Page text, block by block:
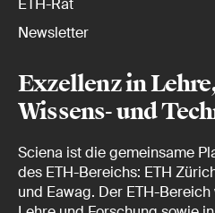
ETH-Rat
Newsletter
Exzellenz in
Wissens- und
Sciena ist die gemeinsame
des ETH-Bereichs: ETH
und Eawag. Der ETH-